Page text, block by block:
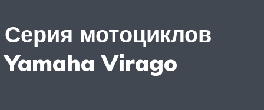
Серия мотоциклов
Yamaha Virago